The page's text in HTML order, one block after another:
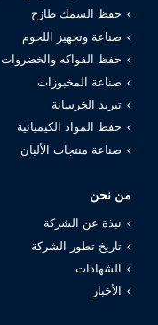
حفظ السمك طازج
صناعة وتجهيز اللحوم
حفظ الفواكه والخضروات
صناعة المخبوزات
تبريد الخرسانة
حفظ المواد الكيميائية
صناعة منتجات الألبان
من نحن
نبذة عن الشركة
تاريخ تطور الشركة
الشهادات
الأخبار